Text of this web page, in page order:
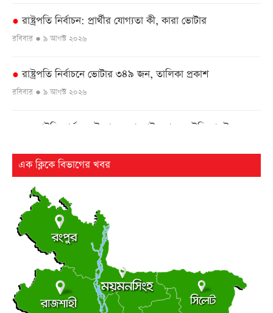
● রাষ্ট্রপতি নির্বাচন: প্রার্থীর যোগ্যতা কী, কারা ভোটার
রবিবার ● ৯ আগস্ট ২০২৬
● রাষ্ট্রপতি নির্বাচনে ভোটার ৩৪৯ জন, তালিকা প্রকাশ
রবিবার ● ৯ আগস্ট ২০২৬
এনআইডি কার্যক্রম উদ্বোধনে বাহরাইন যাচ্ছেন ইসি মাছউদ
ঢাকা-ভাঙ্গা এক্সপ্রেসওয়ের শিবচরে ২ বাসের সংঘর্ষে আহত ৫
রবিবার ● ৯ আগস্ট ২০২৬
●ড্যাবের ৩৭তম প্রতিষ্ঠাবার্ষিকীর চিকিৎসক সমাবেশে প্রধানমন্ত্রী
রবিবার ● ৯ আগস্ট ২০২৬
●ট্রাম্পের ৪০ কোটি ডলারের ‘বলরুম প্রকল্প’ আটকে দিলেন
আদালত
এক ক্লিকে বিভাগের খবর